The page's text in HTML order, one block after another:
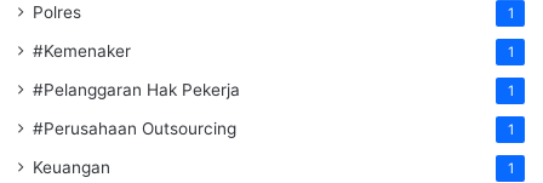
Polres 1
#Kemenaker 1
#Pelanggaran Hak Pekerja 1
#Perusahaan Outsourcing 1
Keuangan 1